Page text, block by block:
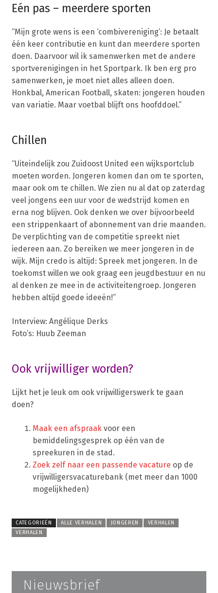
Eén pas – meerdere sporten
“Mijn grote wens is een ‘combivereniging’: Je betaalt
één keer contributie en kunt dan meerdere sporten
doen. Daarvoor wil ik samenwerken met de andere
sportverenigingen in het Sportpark. Ik ben erg pro
samenwerken, je moet niet alles alleen doen.
Honkbal, American Football, skaten: jongeren houden
van variatie. Maar voetbal blijft ons hoofddoel.”
Chillen
“Uiteindelijk zou Zuidoost United een wijksportclub
moeten worden. Jongeren komen dan om te sporten,
maar ook om te chillen. We zien nu al dat op zaterdag
veel jongens een uur voor de wedstrijd komen en
erna nog blijven. Ook denken we over bijvoorbeeld
een strippenkaart of abonnement van drie maanden.
De verplichting van de competitie spreekt niet
iedereen aan. Zo bereiken we meer jongeren in de
wijk. Mijn credo is altijd: Spreek met jongeren. In de
toekomst willen we ook graag een jeugdbestuur en nu
al denken ze mee in de activiteitengroep. Jongeren
hebben altijd goede ideeën!”
Interview: Angélique Derks
Foto’s: Huub Zeeman
Ook vrijwilliger worden?
Lijkt het je leuk om ook vrijwilligerswerk te gaan
doen?
Maak een afspraak voor een
bemiddelingsgesprek op één van de
spreekuren in de stad.
Zoek zelf naar een passende vacature op de
vrijwilligersvacaturebank (met meer dan 1000
mogelijkheden)
CATEGORIEËN ALLE VERHALEN JONGEREN
VERHALEN
VERHALEN
Nieuwsbrief